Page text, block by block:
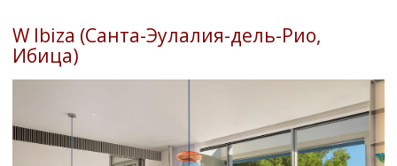
W Ibiza (Санта-Эулалия-дель-Рио,
Ибица)